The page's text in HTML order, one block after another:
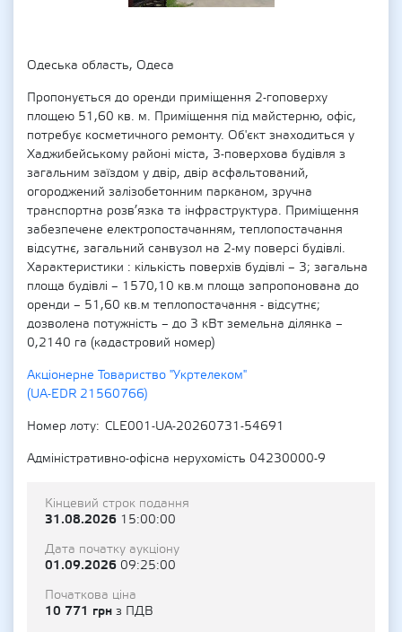
Одеська область, Одеса
Пропонується до оренди приміщення 2-гоповерху
площею 51,60 кв. м. Приміщення під майстерню, офіс,
потребує косметичного ремонту. Об'єкт знаходиться у
Хаджибейському районі міста, 3-поверхова будівля з
загальним заїздом у двір, двір асфальтований,
огороджений залізобетонним парканом, зручна
транспортна розв’язка та інфраструктура. Приміщення
забезпечене електропостачанням, теплопостачання
відсутнє, загальний санвузол на 2-му поверсі будівлі.
Характеристики : кількість поверхів будівлі – 3; загальна
площа будівлі – 1570,10 кв.м площа запропонована до
оренди – 51,60 кв.м теплопостачання - відсутнє;
дозволена потужність – до 3 кВт земельна ділянка –
0,2140 га (кадастровий номер)
Акціонерне Товариство "Укртелеком"
(UA-EDR 21560766)
Номер лоту
CLE001-UA-20260731-54691
Адміністративно-офісна нерухомість 04230000-9
Кінцевий строк подання
31.08.2026 15:00:00
Дата початку аукціону
01.09.2026 09:25:00
Початкова ціна
10 771 грн з ПДВ